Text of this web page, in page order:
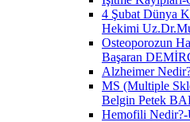
4 Şubat Dünya
Hekimi
Osteoporozun
Başaran
Alzheimer
MS (Multiple
Belgin Petek
Hemofili